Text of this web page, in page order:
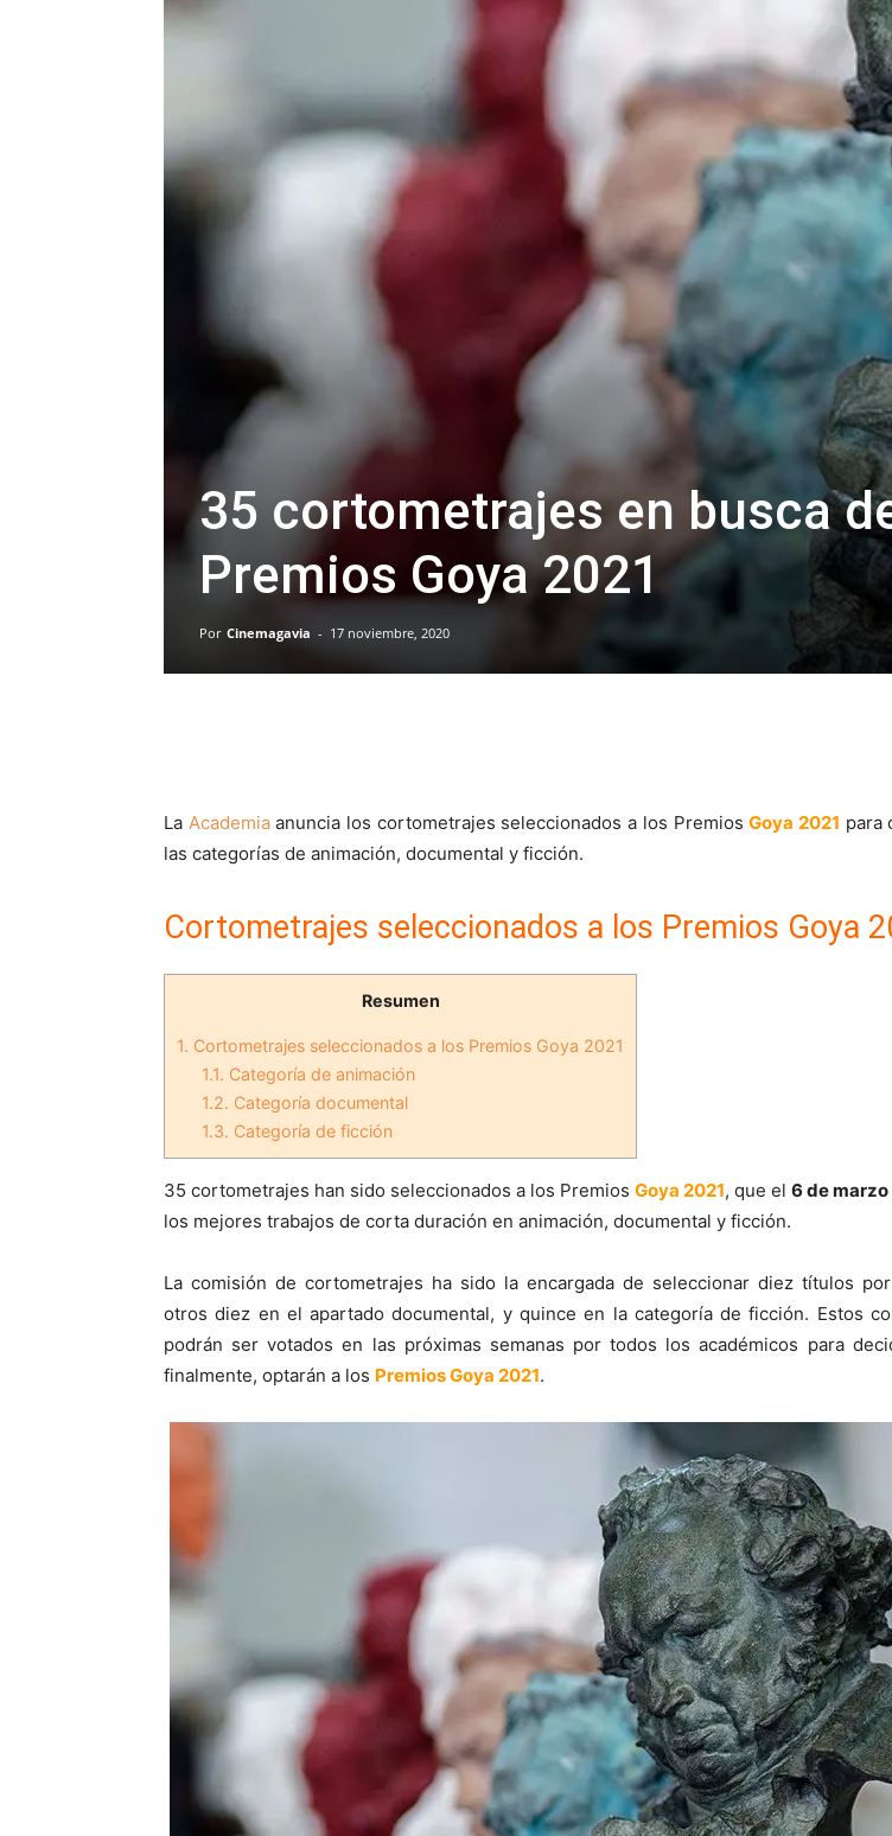
35 cortometrajes en busca
Premios Goya 2021
Por Cinemagavia - 17 noviembre, 2020
La Academiaanuncia los cortometrajes seleccionados a los PremiosGoya 2021 para
las categorías de animación, documental y ficción.
Cortometrajes seleccionados a los Premios Goya
Resumen
1. Cortometrajes seleccionados a los Premios Goya 2021
1.1. Categoría de animación
1.2. Categoría documental
1.3. Categoría de ficción
35 cortometrajes han sido seleccionados a los Premios Goya 2021, que el 6 de marzo
los mejores trabajos de corta duración en animación, documental y ficción.
La comisión de cortometrajes ha sido la encargada de seleccionar diez títulos por
otros diez en el apartado documental, y quince en la categoría de ficción. Estos
podrán ser votados en las próximas semanas por todos los académicos para
finalmente, optarán a los Premios Goya 2021.